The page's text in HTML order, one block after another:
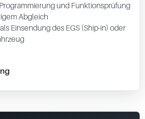
und Funktionsprüfung
Abgleich
Einsendung des EGS (Ship-in) oder